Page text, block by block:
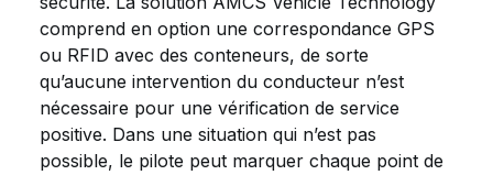
comprend en option une correspondance GPS
ou RFID avec des conteneurs, de sorte
qu’aucune intervention du conducteur n’est
nécessaire pour une vérification de service
positive. Dans une situation qui n’est pas
possible, le pilote peut marquer chaque point de